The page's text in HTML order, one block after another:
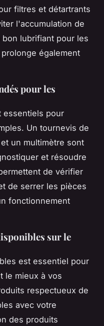
filtres et détartrants
l'accumulation de
lubrifiant pour les
également
pour les
essentiels pour
Un tournevis de
un multimètre sont
et résoudre
de vérifier
de serrer les pièces
fonctionnement
sur le
est essentiel pour
le mieux à vos
respectueux de
avec votre
des produits